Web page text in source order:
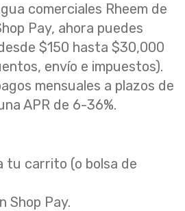
comerciales Rheem de
Pay, ahora puedes
$150 hasta $30,000
envío e impuestos).
mensuales a plazos de
APR de 6-36%.
tu carrito (o bolsa de
Shop Pay.